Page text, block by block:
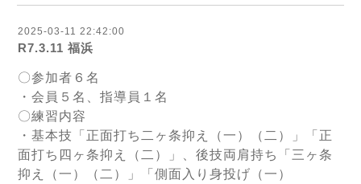
2025-03-11 22:42:00
R7.3.11 福浜
〇参加者６名
・会員５名、指導員１名
〇練習内容
・基本技「正面打ち二ヶ条抑え（一）（二）」「正
面打ち四ヶ条抑え（二）」、後技両肩持ち「三ヶ条
抑え（一）（二）」「側面入り身投げ（一）